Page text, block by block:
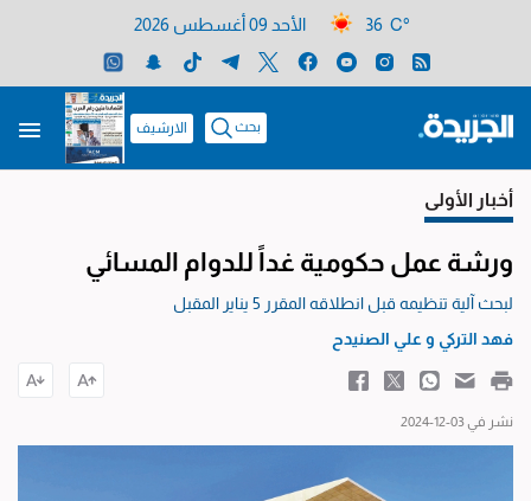
36 C° الأحد 09 أغسطس 2026
بحث الارشيف
أخبار الأولى
ورشة عمل حكومية غداً للدوام المسائي
لبحث آلية تنظيمه قبل انطلاقه المقرر 5 يناير المقبل
فهد التركي وعلي الصنيدح
نشر في 03-12-2024